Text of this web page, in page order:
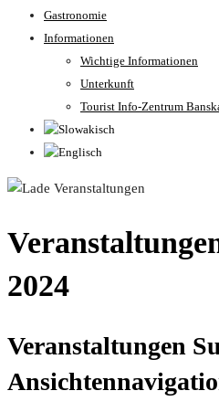
Gastronomie
Informationen
Wichtige Informationen
Unterkunft
Tourist Info-Zentrum
2024
Veranstaltungen